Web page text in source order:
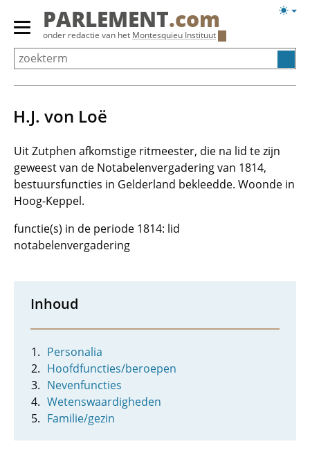
Overslaan
Primair
menu
tonen/verbergen
PARLEMENT.com
onder redactie van het Montesquieu Instituut
H.J. von Loë
Uit Zutphen afkomstige ritmeester, die na lid te zijn
geweest van de Notabelenvergadering van 1814,
bestuursfuncties in Gelderland bekleedde. Woonde in
Hoog-Keppel.
functie(s) in de periode 1814: lid
notabelenvergadering
Inhoud
Personalia
Hoofdfuncties/beroepen
Nevenfuncties
Wetenswaardigheden
Familie/gezin